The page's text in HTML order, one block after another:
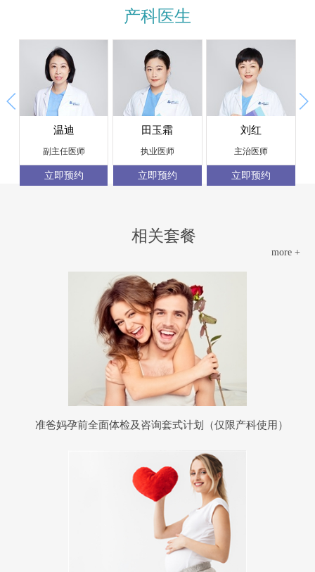
产科医生
温迪
副主任医师
立即预约
田玉霜
执业医师
立即预约
刘红
主治医师
立即预约
相关套餐
more +
准爸妈孕前全面体检及咨询套式计划（仅限产科使用）